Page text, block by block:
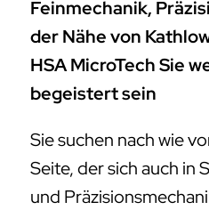
Feinmechanik,
der Nähe von
HSA MicroTech Sie
begeistert sein
Sie suchen nach wie
Seite, der sich auch in
und